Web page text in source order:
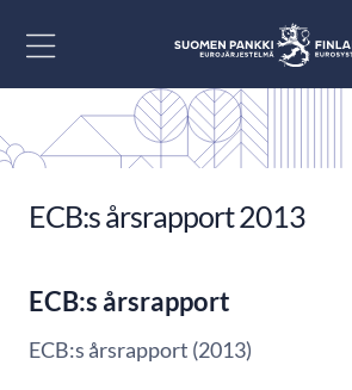
ECB:s årsrapport 2013
ECB:s årsrapport
ECB:s årsrapport (2013)